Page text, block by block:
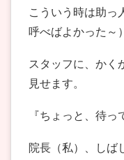
こういう時は助っ
呼べばよかった～
スタッフに、か
見せます。
『ちょっと、待っ
院長（私）、しば